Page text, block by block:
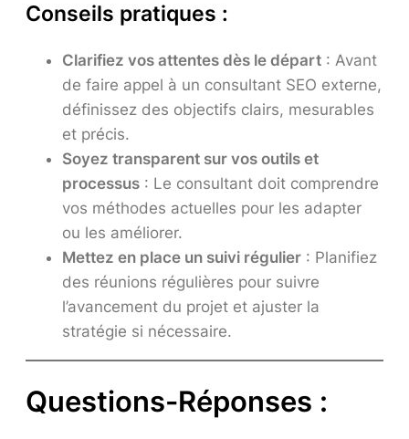
Conseils pratiques :
Clarifiez vos attentes dès le départ : Avant
de faire appel à un consultant SEO externe,
définissez des objectifs clairs, mesurables
et précis.
Soyez transparent sur vos outils et
processus : Le consultant doit comprendre
vos méthodes actuelles pour les adapter
ou les améliorer.
Mettez en place un suivi régulier : Planifiez
des réunions régulières pour suivre
l’avancement du projet et ajuster la
stratégie si nécessaire.
Questions-Réponses :